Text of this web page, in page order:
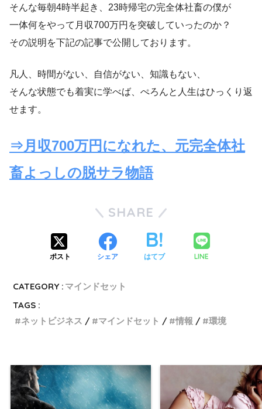
そんな毎朝4時半起き、23時帰宅の完全体社畜の僕が
一体何をやって月収700万円を突破していったのか？
その説明を下記の記事で公開しております。
凡人、時間がない、自信がない、知識もない、
そんな状態でも着実に学べば、ぺろんと人生はひっくり返
せます。
⇒月収700万円になれた、元完全体社
畜よっしの脱サラ物語
SHARE
ポスト シェア はてブ LINE
CATEGORY : マインドセット
TAGS :
ネットビジネス
マインドセット 情報 環境